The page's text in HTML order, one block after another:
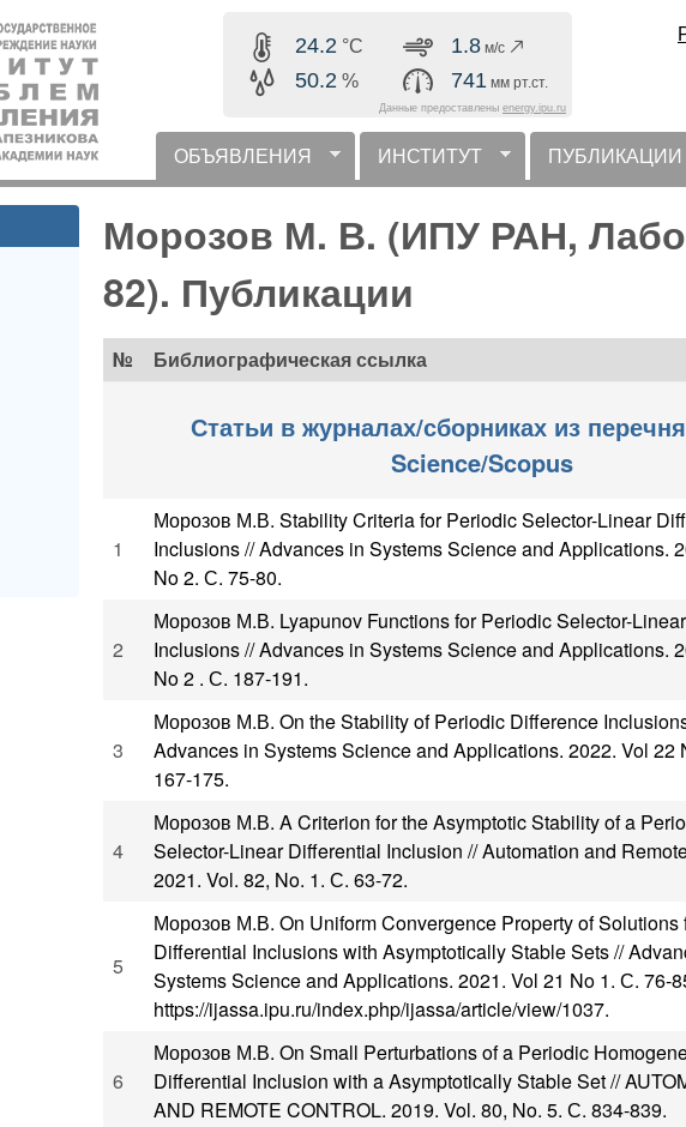
содержанию
24.2 °C
50.2 %
1.8 м/с
741 мм рт.ст.
Данные предоставлены energy.ipu.ru
горизонтальное меню
ОБЪЯВЛЕНИЯ ИНСТИТУТ ПУБЛИКАЦИИ
Морозов М. В. (ИПУ РАН,
82). Публикации
№ Библиографическая ссылка
Статьи в журналах/сборниках из
Science/Scopus
1
Морозов М.В. Stability Criteria for Periodic Selector-Linear
Inclusions // Advances in Systems Science and Applications.
No 2. С. 75-80.
2
Морозов М.В. Lyapunov Functions for Periodic Selector-
Inclusions // Advances in Systems Science and Applications.
No 2 . С. 187-191.
3
Морозов М.В. On the Stability of Periodic Difference
Advances in Systems Science and Applications. 2022. Vol 22
167-175.
4
Морозов М.В. A Criterion for the Asymptotic Stability of a
Selector-Linear Differential Inclusion // Automation and
2021. Vol. 82, No. 1. С. 63-72.
5
Морозов М.В. On Uniform Convergence Property of Solutions
Differential Inclusions with Asymptotically Stable Sets //
Systems Science and Applications. 2021. Vol 21 No 1. С. 76-
https://ijassa.ipu.ru/index.php/ijassa/article/view/1037.
6
Морозов М.В. On Small Perturbations of a Periodic
Differential Inclusion with a Asymptotically Stable Set //
AND REMOTE CONTROL. 2019. Vol. 80, No. 5. С. 834-839.